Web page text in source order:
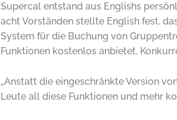
Supercal entstand aus Englishs
acht Vorständen stellte English fest,
System für die Buchung von
Funktionen kostenlos anbietet,
„Anstatt die eingeschränkte Version
Leute all diese Funktionen und mehr